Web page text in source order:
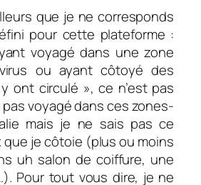
que je ne corresponds
pour cette plateforme :
voyagé dans une zone
ou ayant côtoyé des
ont circulé », ce n’est pas
pas voyagé dans ces zones-
mais je ne sais pas ce
que je côtoie (plus ou moins
uh salon de coiffure, une
Pour tout vous dire, je ne